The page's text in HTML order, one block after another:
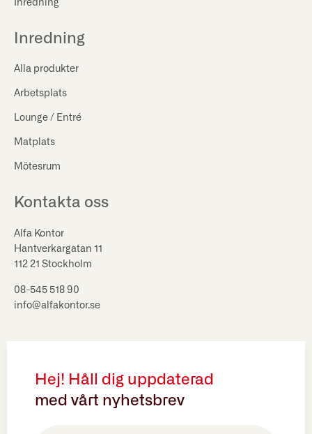
Inredning
Inredning
Alla produkter
Arbetsplats
Lounge / Entré
Matplats
Mötesrum
Kontakta oss
Alfa Kontor
Hantverkargatan 11
112 21 Stockholm
08-545 518 90
info@alfakontor.se
Hej! Håll dig uppdaterad
med vårt nyhetsbrev